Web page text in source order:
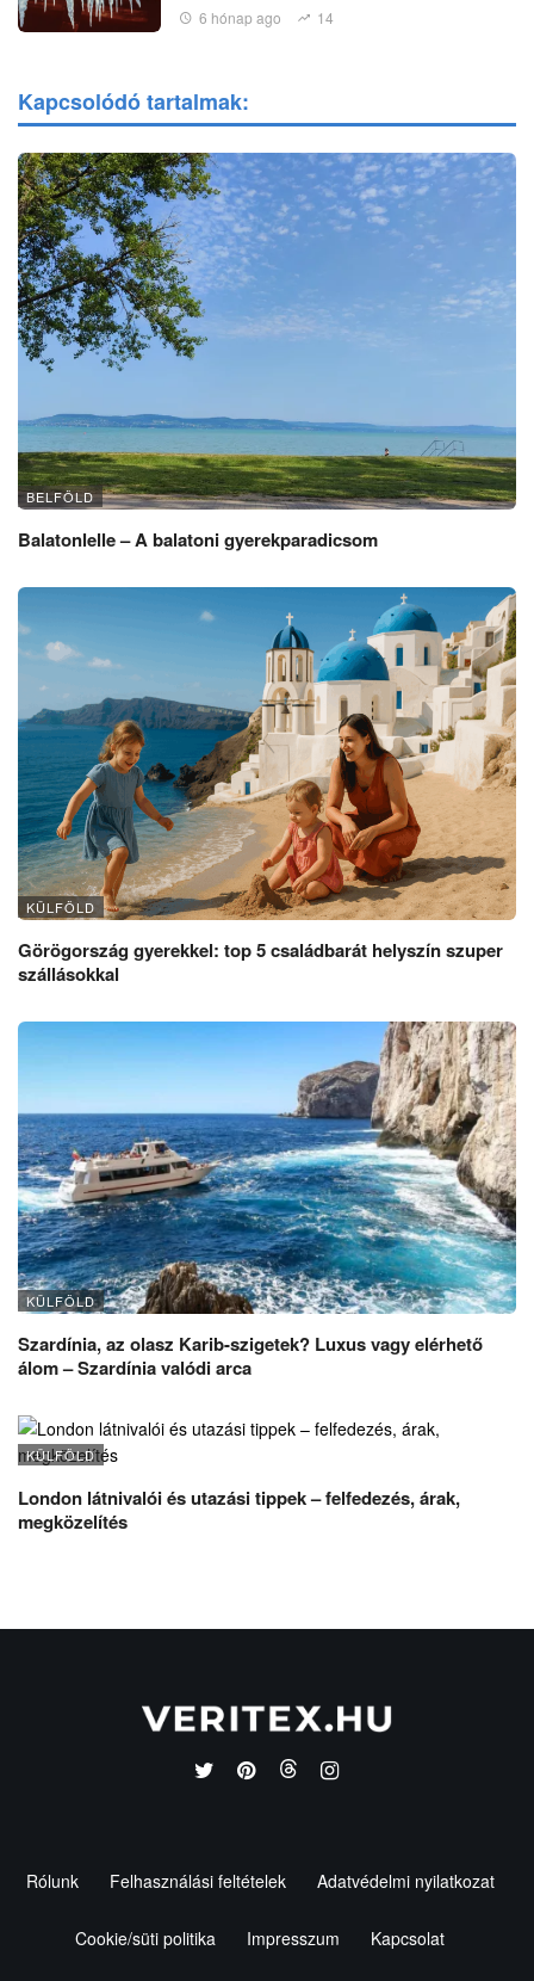
6 hónap ago 14
Kapcsolódó tartalmak:
BELFÖLD
Balatonlelle – A balatoni gyerekparadicsom
KÜLFÖLD
Görögország gyerekkel: top 5 családbarát helyszín szuper
szállásokkal
KÜLFÖLD
Szardínia, az olasz Karib-szigetek? Luxus vagy elérhető
álom – Szardínia valódi arca
KÜLFÖLD
London látnivalói és utazási tippek – felfedezés, árak,
megközelítés
Rólunk Felhasználási feltételek Adatvédelmi nyilatkozat
Cookie/süti politika Impresszum Kapcsolat